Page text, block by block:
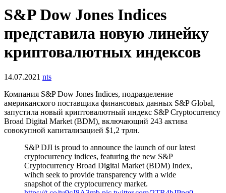
S&P Dow Jones Indices
представила новую линейку
криптовалютных индексов
14.07.2021 nts
Компания S&P Dow Jones Indices, подразделение
американского поставщика финансовых данных S&P Global,
запустила новый криптовалютный индекс S&P Cryptocurrency
Broad Digital Market (BDM), включающий 243 актива
совокупной капитализацией $1,2 трлн.
S&P DJI is proud to announce the launch of our latest
cryptocurrency indices, featuring the new S&P
Cryptocurrency Broad Digital Market (BDM) Index,
wihch seek to provide transparency with a wide
snapshot of the cryptocurrency market.